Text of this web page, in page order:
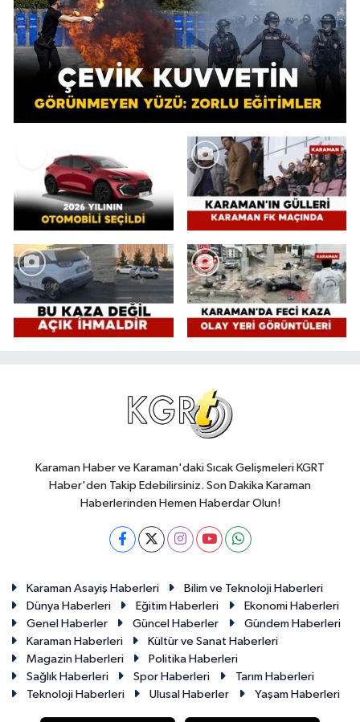
Karaman Haber ve Karaman'daki Sıcak Gelişmeleri KGRT
Haber'den Takip Edebilirsiniz. Son Dakika Karaman
Haberlerinden Hemen Haberdar Olun!
Karaman Asayiş Haberleri
Bilim ve Teknoloji Haberleri
Dünya Haberleri
Eğitim Haberleri
Ekonomi Haberleri
Genel Haberler
Güncel Haberler
Gündem Haberleri
Karaman Haberleri
Kültür ve Sanat Haberleri
Magazin Haberleri
Politika Haberleri
Sağlık Haberleri
Spor Haberleri
Tarım Haberleri
Teknoloji Haberleri
Ulusal Haberler Yaşam Haberleri